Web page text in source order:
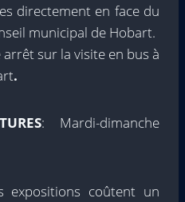
directement en face du
municipal de Hobart.
sur la visite en bus à
.
: Mardi-dimanche
expositions coûtent un